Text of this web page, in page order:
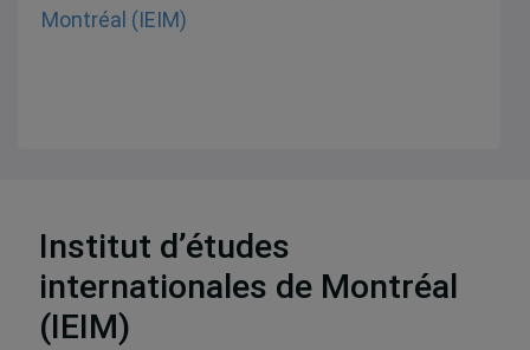
24 résultats
Institut d’études
internationales de Montréal
(IEIM)